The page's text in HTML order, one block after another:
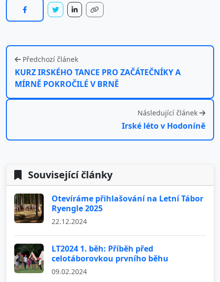
Předchozí článek
KURZ IRSKÉHO TANCE PRO ZAČÁTEČNÍKY A
MÍRNĚ POKROČILÉ V BRNĚ
Následující článek
Irské léto v Hodoníně
Související články
Otevíráme přihlašování na Letní Tábor
Ryengle 2025
22.12.2024
LT2024 1. běh: Příběh před
celotáborovkou prvního běhu
09.02.2024